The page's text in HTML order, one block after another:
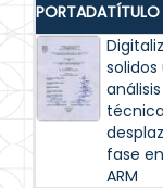
PORTADATÍTULO
fase
ARM